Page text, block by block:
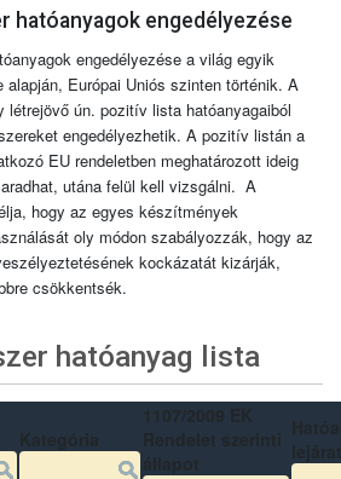
hatóanyagok engedélyezése
engedélyezése a világ egyik
alapján, Európai Uniós szinten történik. A
ún. pozitív lista hatóanyagaiból
engedélyezhetik. A pozitív listán a
EU rendeletben meghatározott ideig
utána felül kell vizsgálni. A
hogy az egyes készítmények
oly módon szabályozzák, hogy az
kockázatát kizárják,
csökkentsék.
hatóanyag lista